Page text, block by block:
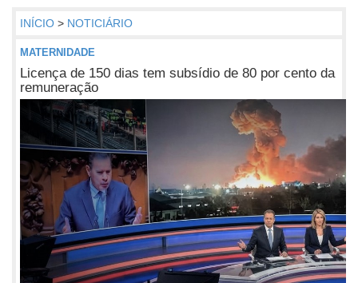
INÍCIO > NOTICIÁRIO
MATERNIDADE
Licença de 150 dias tem subsídio de 80 por cento da
remuneração